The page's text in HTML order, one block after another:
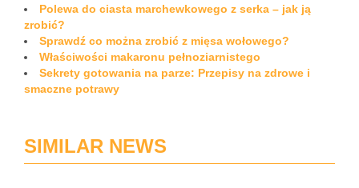
Polewa do ciasta marchewkowego z serka – jak ją
zrobić?
Sprawdź co można zrobić z mięsa wołowego?
Właściwości makaronu pełnoziarnistego
Sekrety gotowania na parze: Przepisy na zdrowe i
smaczne potrawy
SIMILAR NEWS